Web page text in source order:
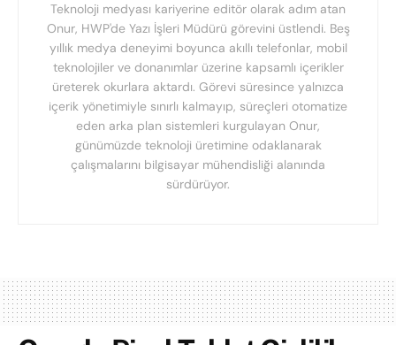
Teknoloji medyası kariyerine editör olarak adım atan
Onur, HWP'de Yazı İşleri Müdürü görevini üstlendi. Beş
yıllık medya deneyimi boyunca akıllı telefonlar, mobil
teknolojiler ve donanımlar üzerine kapsamlı içerikler
üreterek okurlara aktardı. Görevi süresince yalnızca
içerik yönetimiyle sınırlı kalmayıp, süreçleri otomatize
eden arka plan sistemleri kurgulayan Onur,
günümüzde teknoloji üretimine odaklanarak
çalışmalarını bilgisayar mühendisliği alanında
sürdürüyor.